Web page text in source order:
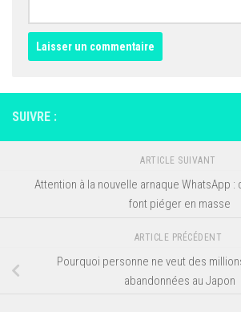
SUIVRE :
ARTICLE SUIVANT
Attention à la nouvelle arnaque WhatsApp
font piéger en masse
ARTICLE PRÉCÉDENT
Pourquoi personne ne veut des
abandonnées au Japon